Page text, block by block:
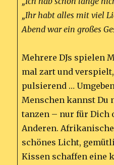
„Ihr habt alles mit viel
Abend war ein großes
Mehrere DJs spielen
mal zart und
pulsierend …
Menschen kannst Du
tanzen – nur für Dich
Anderen.
schönes Licht,
Kissen schaffen eine